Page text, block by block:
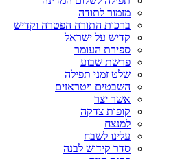
מזמור לתודה
ברכות התורה הפטרה וקדיש
קדיש על ישראל
ספירת העומר
פרשת שבוע
שלט זמני תפילה
השבטים ויטראזים
אשר יצר
קופות צדקה
למנצח
עלינו לשבח
סדר קידוש לבנה